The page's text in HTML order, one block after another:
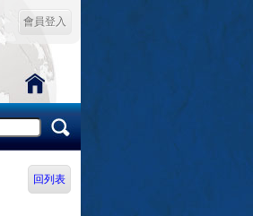
會員登入
回列表